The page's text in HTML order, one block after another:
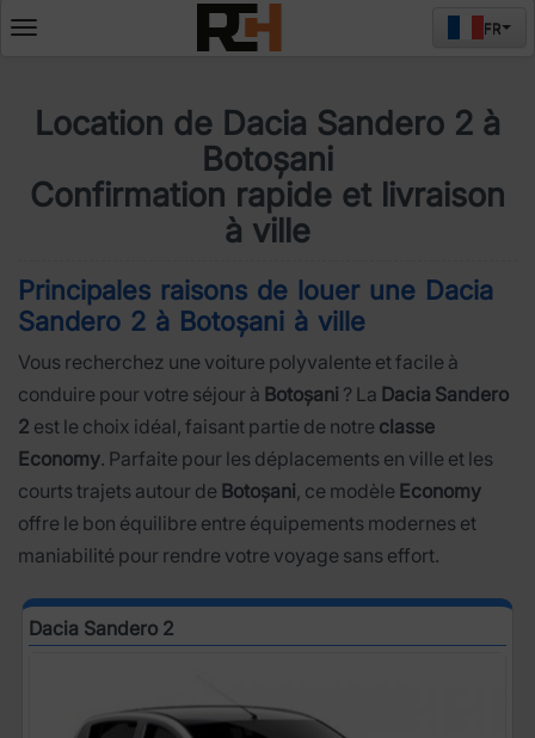
Deschide
FR
Location de Dacia Sandero 2 à
Botoșani
Confirmation rapide et livraison
à ville
Principales raisons de louer une Dacia
Sandero 2 à Botoșani à ville
Vous recherchez une voiture polyvalente et facile à
conduire pour votre séjour à Botoșani ? La Dacia Sandero
2 est le choix idéal, faisant partie de notre classe
Economy. Parfaite pour les déplacements en ville et les
courts trajets autour de Botoșani, ce modèle Economy
offre le bon équilibre entre équipements modernes et
maniabilité pour rendre votre voyage sans effort.
Dacia Sandero 2